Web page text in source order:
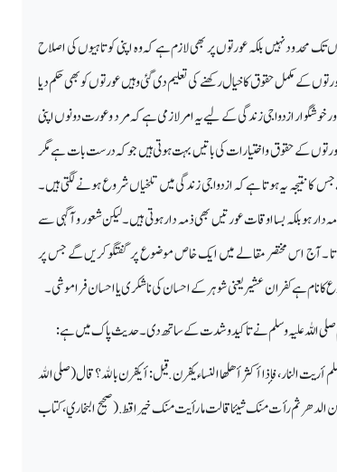
محدود نہیں بلکہ عورتوں پر بھی لازم ہے کہ وہ اپنی کوتاہیوں کی اصلاح
مکمل حقوق کا خیال رکھنے کی تعلیم دی گئی وہیں عورتوں کو بھی حکم دیا
ازدواجی زندگی کے لیے یہ امر لازمی ہے کہ مرد و عورت دونوں اپنی
کے حقوق واختیارات کی باتیں بہت ہوتی ہیں جو کہ درست بات ہے مگر
نتیجہ یہ ہوتا ہے کہ ازدواجی زندگی میں تلخیاں شروع ہونے لگتی ہیں۔
دار ہو بلکہ بسا اوقات عورتیں بھی ذمہ دار ہوتی ہیں۔لیکن شعور و آگہی سے
ہوتا ۔آج اس مختصر مقالے میں ایک خاص موضوع پر گفتگو کریں گے جس پر
ہے کفران عشیر یعنی شوہر کے احسان کی ناشکری یا احسان فراموشی ۔
اللہ علیہ وسلم نے تاکید و شدت کے ساتھ دی ۔ حدیث پاک میں ہے :
النار، فإذا أكثر أهلها النساء يكفرن . قيل : أ يكفرن بالله ؟ قال (صلى الله
الدهر ثم رأت منك شيئا قالت ما رأيت منك خيرا قط. (صحيح البخاري ، كتاب